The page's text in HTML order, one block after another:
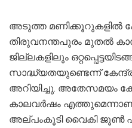
അടുത്ത മണിക്കൂറുകളിൽ
തിരുവനന്തപുരം മുതൽ
ജില്ലകളിലും
സാദ്ധ്യതയുണ്ടെന്ന്
അറിയിച്ചു. അതേസമയം
കാലവർഷം എത്തുമെന്നാണ്
അല്പംകൂടി വൈകി ജൂൺ